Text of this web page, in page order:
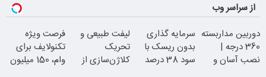
از سراسر وب
دوربین مداربسته
360 درجه |
نصب آسان و
سرمایه گذاری
بدون ریسک با
سود 38 درصد
لیفت طبیعی و
تحریک
کلاژن‌سازی از
فرصت ویژه
تکنولایف برای
وام، 150 میلیون